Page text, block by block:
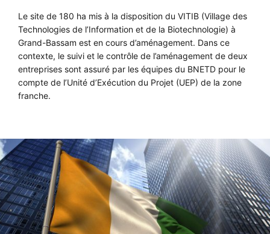
Le site de 180 ha mis à la disposition du VITIB (Village des
Technologies de l’Information et de la Biotechnologie) à
Grand-Bassam est en cours d’aménagement. Dans ce
contexte, le suivi et le contrôle de l’aménagement de deux
entreprises sont assuré par les équipes du BNETD pour le
compte de l’Unité d’Exécution du Projet (UEP) de la zone
franche.